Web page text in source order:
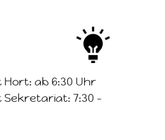
ab 6:30 Uhr
7:30 -